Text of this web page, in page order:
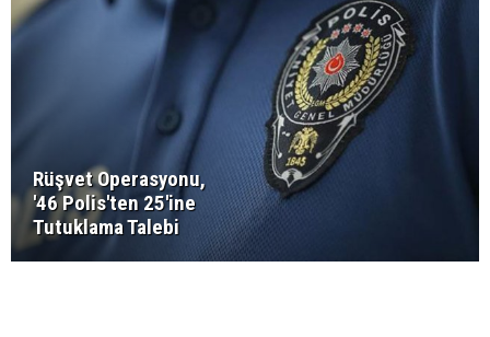
Rüşvet Operasyonu,
'46 Polis'ten 25'ine
Tutuklama Talebi